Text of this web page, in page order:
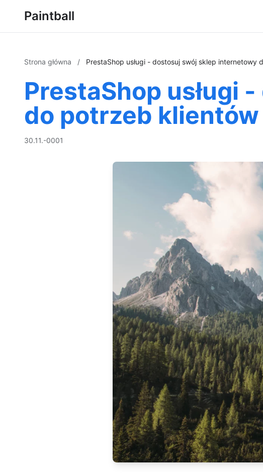
Paintball
Strona główna / PrestaShop usługi - dostosuj swój sklep internetowy
PrestaShop usługi
do potrzeb klientów
30.11.-0001